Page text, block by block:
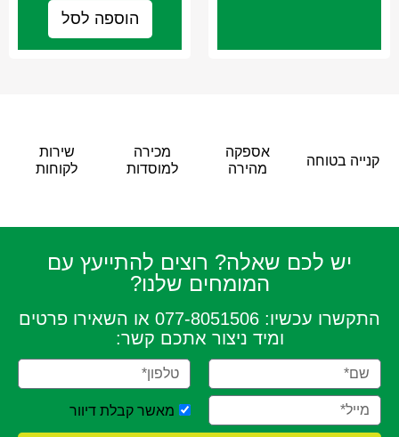
הוספה לסל
קנייה בטוחה
אספקה
מהירה
מכירה
למוסדות
שירות
לקוחות
יש לכם שאלה? רוצים להתייעץ עם
המומחים שלנו?
התקשרו עכשיו: 077-8051506 או השאירו פרטים
ומיד ניצור אתכם קשר:
מאשר קבלת דיוור